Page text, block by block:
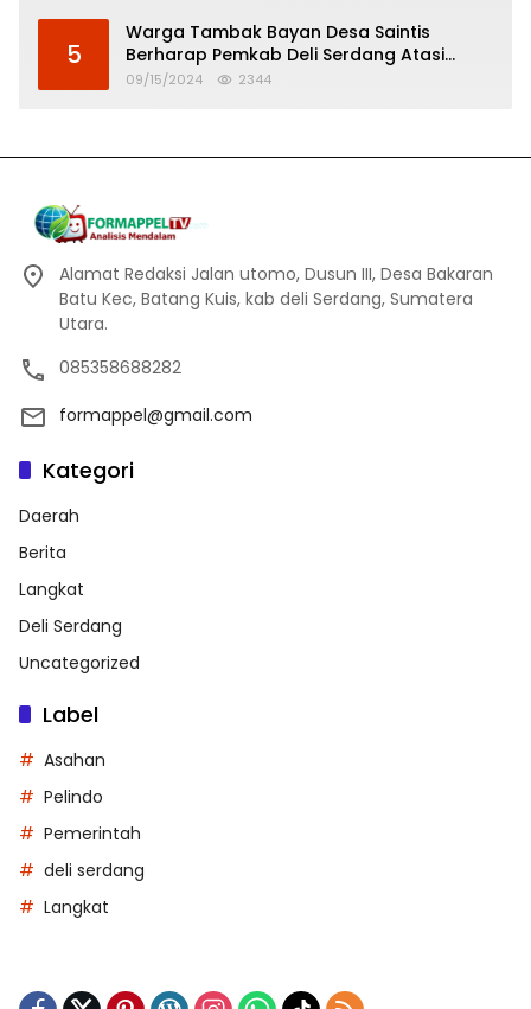
5
Warga Tambak Bayan Desa Saintis
Berharap Pemkab Deli Serdang Atasi
Banjir
09/15/2024 2344
Alamat Redaksi Jalan utomo, Dusun III, Desa Bakaran
Batu Kec, Batang Kuis, kab deli Serdang, Sumatera
Utara.
085358688282
formappel@gmail.com
Kategori
Daerah
Berita
Langkat
Deli Serdang
Uncategorized
Label
Asahan
Pelindo
Pemerintah
deli serdang
Langkat